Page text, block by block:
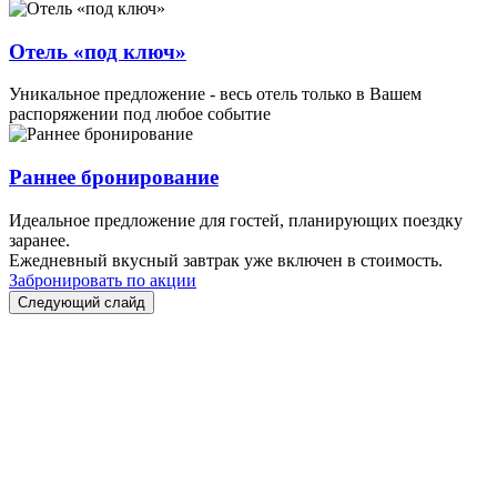
Отель «под ключ»
Уникальное предложение - весь отель только в Вашем
распоряжении под любое событие
Раннее бронирование
Идеальное предложение для гостей, планирующих поездку
заранее.
Ежедневный вкусный завтрак уже включен в стоимость.
Забронировать по акции
Следующий слайд